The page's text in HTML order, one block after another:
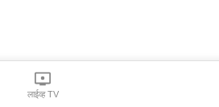
लाईव्ह TV